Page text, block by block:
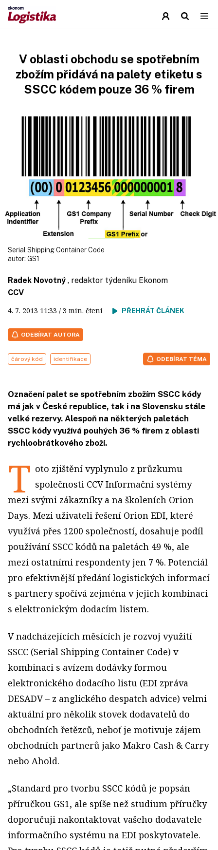
V oblasti obchodu se spotřebním
zbožím přidává na palety etiketu s
SSCC kódem pouze 36 % firem
Serial Shipping Container Code
autor: GS1
Radek Novotný , redaktor týdeníku Ekonom
CCV
4. 7. 2013 11:33 / 3 min. čtení PŘEHRÁT ČLÁNEK
ODEBÍRAT AUTORA
čárový kód identifikace ODEBÍRAT TÉMA
Označení palet se spotřebním zbožím SSCC kódy
má jak v České republice, tak i na Slovensku stále
velké rezervy. Alespoň na některých paletách
SSCC kódy využívá pouhých 36 % firem z oblasti
rychloobrátkového zboží.
T oto zjištění vyplynulo z průzkumu
společnosti CCV Informační systémy
mezi svými zákazníky a na školeních Orion
Days. Mezi uživateli řešení Orion EDI, které
využívá přes 1200 společností, dosahuje podíl
používání SSCC kódů na paletách 49 %, ale
mezi ostatními respondenty jen 7 %. Potenciál
pro efektivnější předání logistických informací
s partnery spočívá zejména v jejich kombinaci
s elektronickým dodacím listem.
V nadcházejících měsících je rozvoj využití
SSCC (Serial Shipping Container Code) v
kombinaci s avízem dodávky formou
elektronického dodacího listu (EDI zpráva
DESADV – z anglického despatch advice) velmi
aktuální pro několik stovek dodavatelů do
obchodních řetězců, neboť je motivuje zájem
obchodních partnerů jako Makro Cash & Carry
nebo Ahold.
„Standard pro tvorbu SSCC kódů je popsán
příručkou GS1, ale spíše než studium příručky
doporučuji nakontaktovat vašeho dodavatele
informačního systému na EDI poskytovatele.